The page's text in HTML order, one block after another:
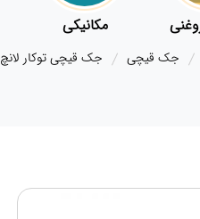
مکانیکی
جک قیچی
جک قیچی توکار لانچ TLT630 A